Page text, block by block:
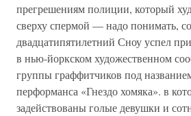
прегрешениям полиции, который
сверху спермой — надо понимать,
двадцатипятилетний Сноу успел
в нью-йоркском художественном
группы граффитчиков под
перформанса «Гнездо хомяка». в
задействованы голые девушки и